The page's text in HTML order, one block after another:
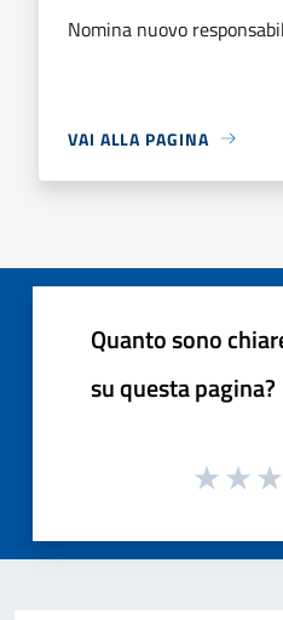
Nomina nuovo
VAI ALLA PAGINA
Quanto sono
su questa pagina?